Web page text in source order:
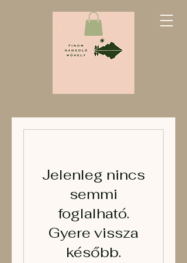
Jelenleg nincs
semmi
foglalható.
Gyere vissza
később.